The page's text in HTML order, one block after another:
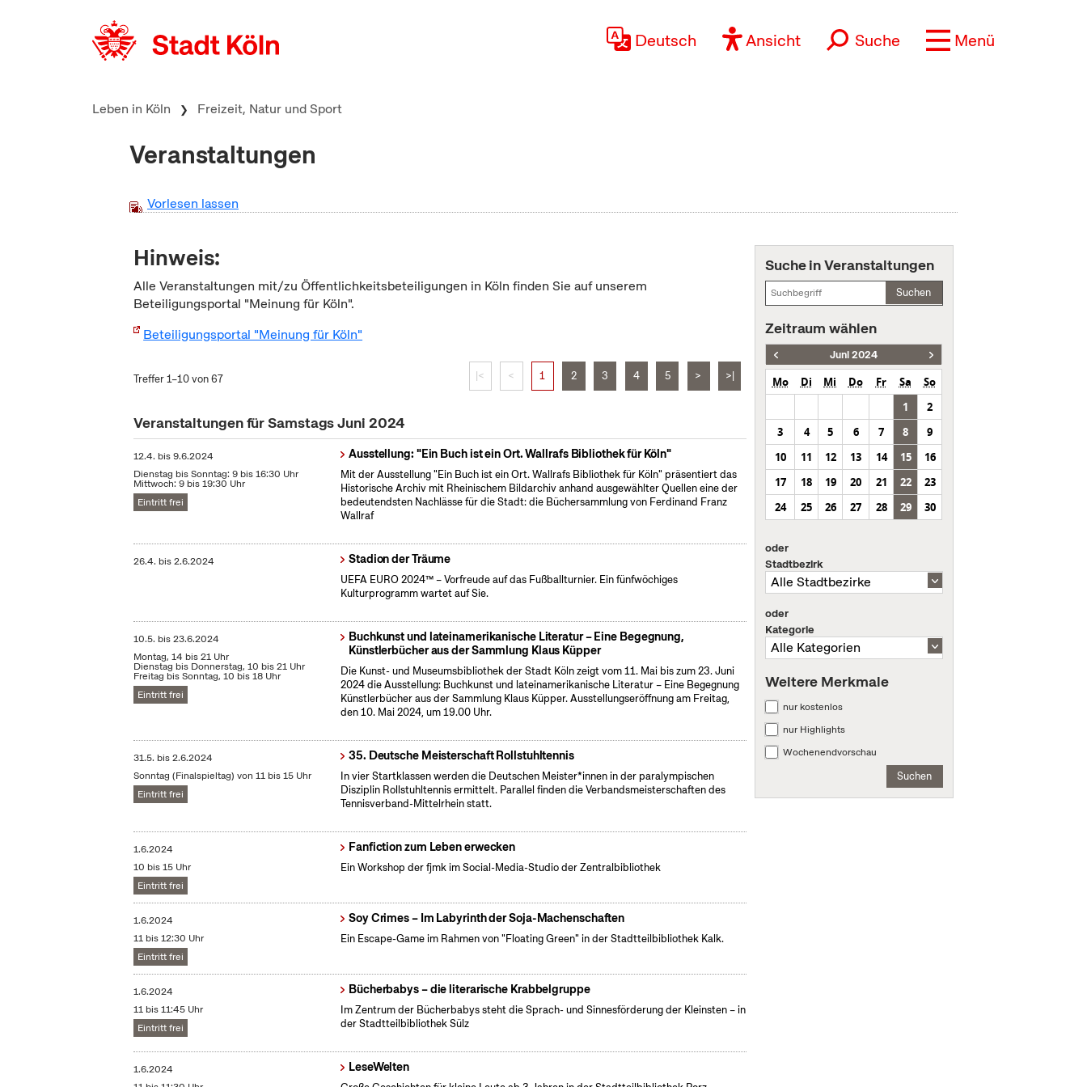
Deutsch Ansicht Suche Menü
Leben in Köln Freizeit, Natur und Sport
Veranstaltungen
Vorlesen lassen
Hinweis:
Alle Veranstaltungen mit/zu Öffentlichkeitsbeteiligungen in Köln finden Sie auf unserem
Beteiligungsportal "Meinung für Köln".
Beteiligungsportal "Meinung für Köln"
Treffer 1–10 von 67 |< < 1 2 3 4 5 > >|
Veranstaltungen für Samstags Juni 2024
12.4. bis9.6.2024
Dienstag bis Sonntag: 9 bis 16:30 Uhr
Mittwoch: 9 bis 19:30 Uhr
Eintritt frei
Ausstellung: "Ein Buch ist ein Ort. Wallrafs Bibliothek für Köln"
Mit der Ausstellung "Ein Buch ist ein Ort. Wallrafs Bibliothek für Köln" präsentiert das
Historische Archiv mit Rheinischem Bildarchiv anhand ausgewählter Quellen eine der
bedeutendsten Nachlässe für die Stadt: die Büchersammlung von Ferdinand Franz
Wallraf
26.4. bis2.6.2024 Stadion der Träume
UEFA EURO 2024™ – Vorfreude auf das Fußballturnier. Ein fünfwöchiges
Kulturprogramm wartet auf Sie.
10.5. bis23.6.2024
Montag, 14 bis 21 Uhr
Dienstag bis Donnerstag, 10 bis 21 Uhr
Freitag bis Sonntag, 10 bis 18 Uhr
Eintritt frei
Buchkunst und lateinamerikanische Literatur – Eine Begegnung,
Künstlerbücher aus der Sammlung Klaus Küpper
Die Kunst- und Museumsbibliothek der Stadt Köln zeigt vom 11. Mai bis zum 23. Juni
2024 die Ausstellung: Buchkunst und lateinamerikanische Literatur – Eine Begegnung
Künstlerbücher aus der Sammlung Klaus Küpper. Ausstellungseröffnung am Freitag,
den 10. Mai 2024, um 19.00 Uhr.
31.5. bis2.6.2024
Sonntag (Finalspieltag) von 11 bis 15 Uhr
Eintritt frei
35. Deutsche Meisterschaft Rollstuhltennis
In vier Startklassen werden die Deutschen Meister*innen in der paralympischen
Disziplin Rollstuhltennis ermittelt. Parallel finden die Verbandsmeisterschaften des
Tennisverband-Mittelrhein statt.
1.6.2024
10 bis 15 Uhr
Eintritt frei
Fanfiction zum Leben erwecken
Ein Workshop der fjmk im Social-Media-Studio der Zentralbibliothek
1.6.2024
11 bis 12:30 Uhr
Eintritt frei
Soy Crimes – Im Labyrinth der Soja-Machenschaften
Ein Escape-Game im Rahmen von "Floating Green" in der Stadtteilbibliothek Kalk.
1.6.2024
11 bis 11:45 Uhr
Eintritt frei
Bücherbabys – die literarische Krabbelgruppe
Im Zentrum der Bücherbabys steht die Sprach- und Sinnesförderung der Kleinsten – in
der Stadtteilbibliothek Sülz
1.6.2024
LeseWelten
Suche in Veranstaltungen
Suchen
Zeitraum wählen
Juni 2024
Mo Di Mi Do Fr Sa
So
1
2
3
4 5 6 7 8
9
10
11 12 13 14 15
16
17
18 19 20 21 22
23
24
25 26 27 28 29 30
oder
Stadtbezirk
oder
Kategorie
Weitere Merkmale
nur kostenlos
nur Highlights
Wochenendvorschau
Suchen